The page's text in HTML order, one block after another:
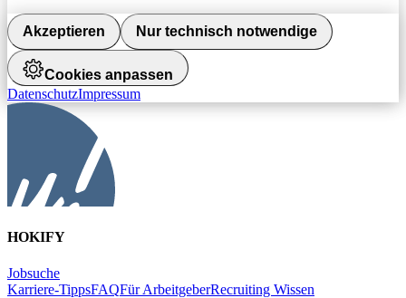
Akzeptieren Nur technisch notwendige
Cookies anpassen
DatenschutzImpressum
HOKIFY
Jobsuche
Karriere-TippsFAQFür ArbeitgeberRecruiting Wissen